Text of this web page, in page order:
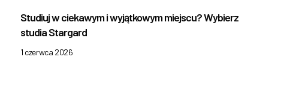
Studiuj w ciekawym i wyjątkowym miejscu? Wybierz
studia Stargard
1 czerwca 2026